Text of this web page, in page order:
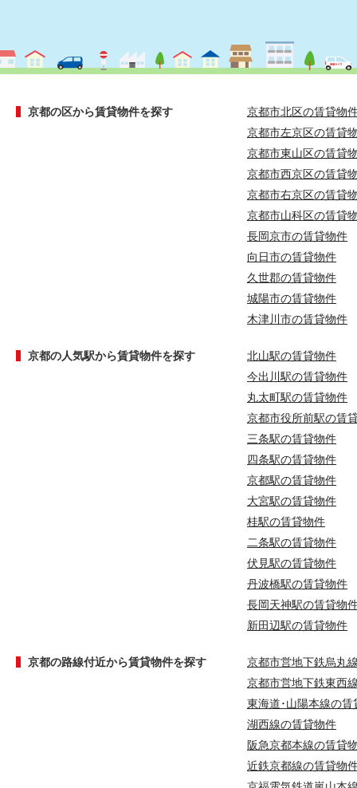
京都の区から賃貸物件を探す
京都市北区の賃貸物
京都市左京区の賃貸
京都市東山区の賃貸
京都市西京区の賃貸
京都市右京区の賃貸
京都市山科区の賃貸
長岡京市の賃貸物件
向日市の賃貸物件
久世郡の賃貸物件
城陽市の賃貸物件
木津川市の賃貸物件
京都の人気駅から賃貸物件を探す
北山駅の賃貸物件
今出川駅の賃貸物件
丸太町駅の賃貸物件
京都市役所前駅の賃
三条駅の賃貸物件
四条駅の賃貸物件
京都駅の賃貸物件
大宮駅の賃貸物件
桂駅の賃貸物件
二条駅の賃貸物件
伏見駅の賃貸物件
丹波橋駅の賃貸物件
長岡天神駅の賃貸物
新田辺駅の賃貸物件
京都の路線付近から賃貸物件を探す
京都市営地下鉄烏丸
京都市営地下鉄東西
東海道･山陽本線の賃
湖西線の賃貸物件
阪急京都本線の賃貸
近鉄京都線の賃貸物